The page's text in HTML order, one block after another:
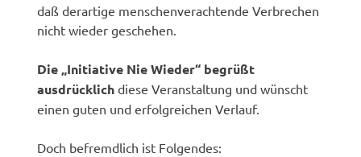
daß derartige menschenverachtende Verbrechen
nicht wieder geschehen.
Die „Initiative Nie Wieder“ begrüßt
ausdrücklich diese Veranstaltung und wünscht
einen guten und erfolgreichen Verlauf.
Doch befremdlich ist Folgendes: